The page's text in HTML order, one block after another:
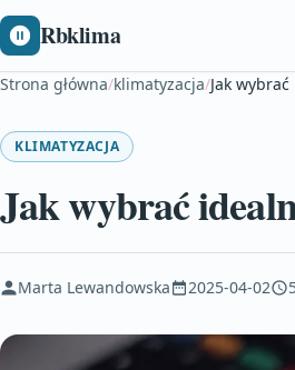
Rbklima
Strona główna/klimatyzacja/Jak
KLIMATYZACJA
Jak wybrać
Marta Lewandowska 2025-04-02